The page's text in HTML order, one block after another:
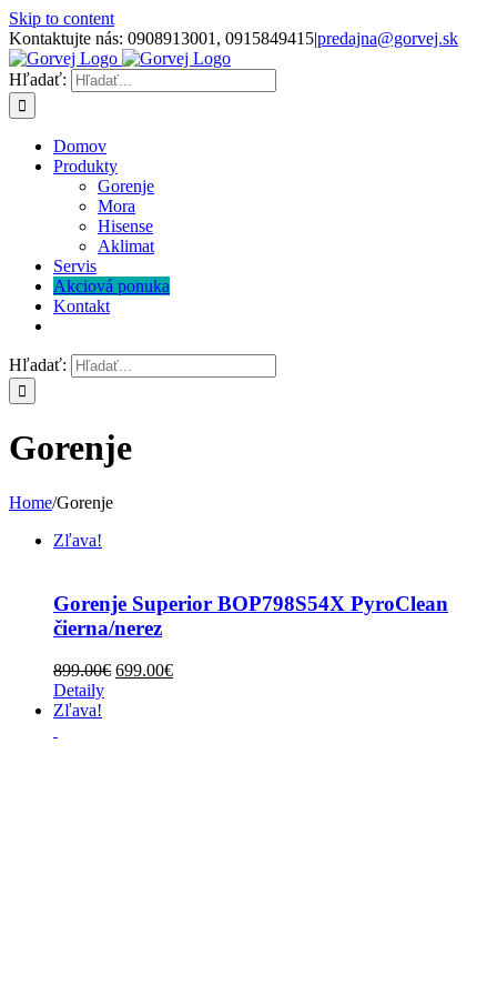
Skip to content
Kontaktujte nás: 0908913001, 0915849415|predajna@gorvej.sk
Hľadať:
Domov
Produkty
Gorenje
Mora
Hisense
Aklimat
Servis
Akciová ponuka
Kontakt
Hľadať:
Gorenje
Home/Gorenje
Zľava!
Gorenje Superior BOP798S54X PyroClean
čierna/nerez
899.00€ 699.00€
Detaily
Zľava!